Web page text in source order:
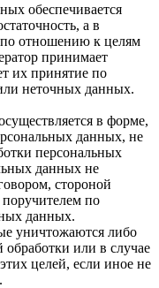
обеспечивается
а в
по отношению к целям
принимает
их принятие по
неточных данных.
в форме,
данных, не
персональных
данных не
стороной
по
данных.
уничтожаются либо
или в случае
целей, если иное не